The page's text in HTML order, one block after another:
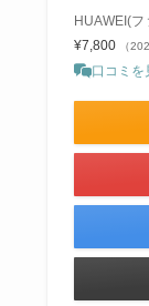
HUAWEI(フ
¥7,800
（
口コミを